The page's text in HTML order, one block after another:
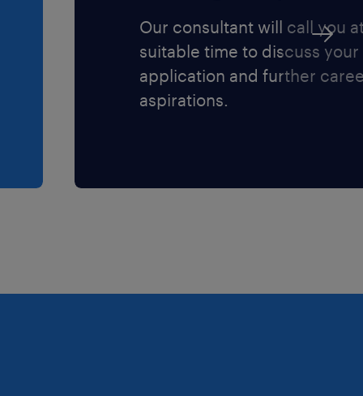
Our consultant will call you
suitable time to discuss your
application and further
aspirations.